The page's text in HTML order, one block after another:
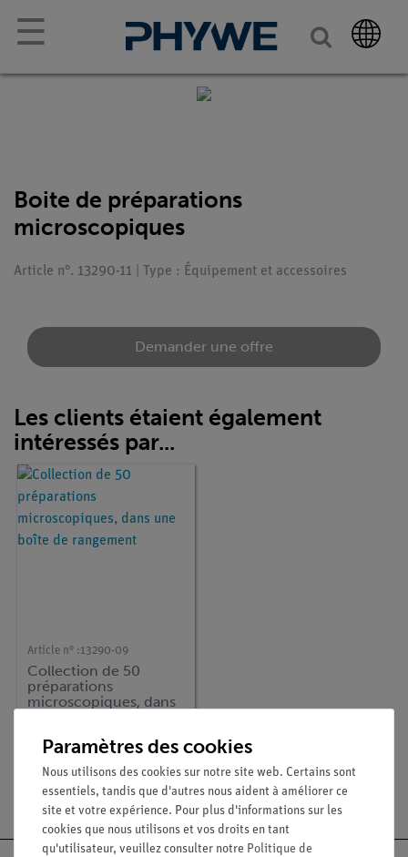
☰
Boite de préparations
microscopiques
Article n°. 13290-11 | Type : Équipement et accessoires
Demander une offre
Les clients étaient également
intéressés par...
Article n° :13290-09
Collection de 50
préparations
microscopiques, dans
Livraison gratuite à partir de 300,- €.
Paramètres des cookies
Nous utilisons des cookies sur notre site web. Certains sont
essentiels, tandis que d'autres nous aident à améliorer ce
site et votre expérience. Pour plus d'informations sur les
cookies que nous utilisons et vos droits en tant
qu'utilisateur, veuillez consulter notre Politique de